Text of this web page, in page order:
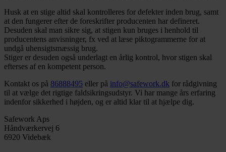
Husk at en stige altid skal kontrolleres for defekter inden brug, samt
at den fungerer efter de foreskrifter producenten har defineret.
Desuden skal man sikre sig, at stigen kun bruges i henhold til
producentens anvisninger, fx ved at læse piktogrammerne for at
undgå uhensigtsmæssig brug.
Stiger er desuden også underlagt en årlig kontrol, hvor stigen skal
efterses af en kompetent person.
Kontakt os på 86888495 eller på info@safework.dk for rådgivning
til at vælge det rigtige faldsikringsudstyr. Vi har mange års erfaring
indenfor sikkerhed i højden, og er altid klar til at hjælpe dig.
Safework Aps
Håndværkervej 6
6920 Videbæk